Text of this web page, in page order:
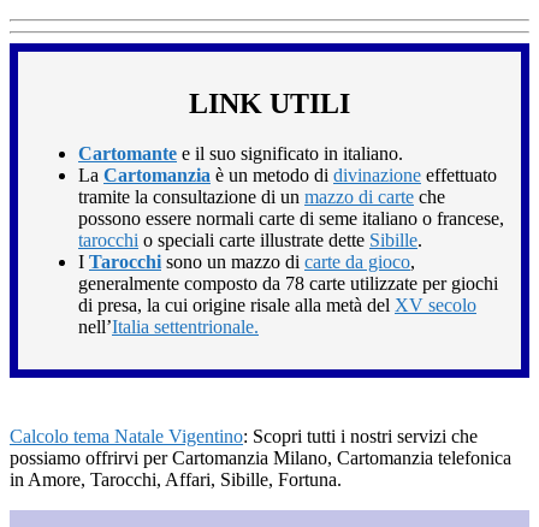
LINK UTILI
Cartomante e il suo significato in italiano.
La Cartomanzia è un metodo di divinazione effettuato
tramite la consultazione di un mazzo di carte che
possono essere normali carte di seme italiano o francese,
tarocchi o speciali carte illustrate dette Sibille.
I Tarocchisono un mazzo di carte da gioco,
generalmente composto da 78 carte utilizzate per giochi
di presa, la cui origine risale alla metà del XV secolo
nell’Italia settentrionale.
Calcolo tema Natale Vigentino: Scopri tutti i nostri servizi che
possiamo offrirvi per Cartomanzia Milano, Cartomanzia telefonica
in Amore, Tarocchi, Affari, Sibille, Fortuna.